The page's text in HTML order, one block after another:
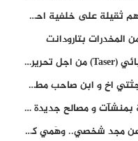
احالة 25 شخص على القضاء بتهم ثقيلة على خلفية احداث المناطق الشمالية
استعمال مسدس الصعق الكهربائي (Taser) من اجل تحرير شابة محتجزة
استنفار امني بعد العثور على جثتي اخ و ابن صاحب مطعم اسماك مشهور بطنجة
عيد العرش.. تعزيز البنية الأمنية بمنشآت و مصالح جديدة بكل من الحسيمة – فاس و الناظور
الملك محمد السادس: لم أبحث عن مجد شخصي.. وهَمي كرامة المغاربة